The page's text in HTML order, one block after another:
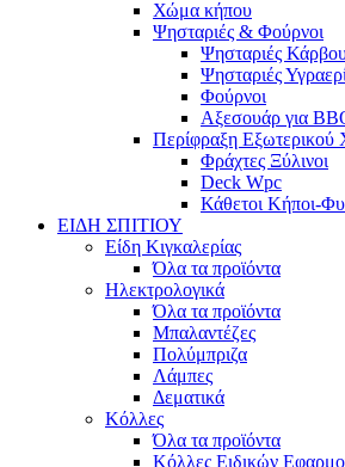
Χώμα κήπου
Ψησταριές & Φούρνοι
Ψησταριές
Ψησταριές
Φούρνοι
Αξεσουάρ για
Περίφραξη
Φράχτες Ξύλινοι
Deck Wpc
Κάθετοι Κήποι-
ΕΙΔΗ ΣΠΙΤΙΟΥ
Είδη Κιγκαλερίας
Όλα τα προϊόντα
Ηλεκτρολογικά
Όλα τα προϊόντα
Μπαλαντέζες
Πολύμπριζα
Λάμπες
Δεματικά
Κόλλες
Όλα τα προϊόντα
Κόλλες Ειδικών